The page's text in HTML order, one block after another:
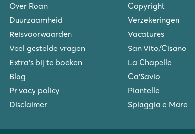
Over Roan
Duurzaamheid
Reisvoorwaarden
Veel gestelde vragen
Extra's bij te boeken
Blog
Privacy policy
Disclaimer
Copyright
Verzekeringen
Vacatures
San Vito/Cisano
La Chapelle
Ca'Savio
Piantelle
Spiaggia e Mare